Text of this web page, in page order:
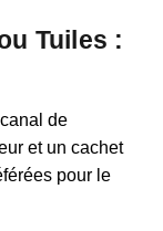
Tuiles :
de
et un cachet
pour le